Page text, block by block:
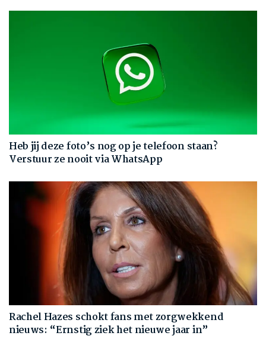
Heb jij deze foto’s nog op je telefoon staan?
Verstuur ze nooit via WhatsApp
Rachel Hazes schokt fans met zorgwekkend
nieuws: “Ernstig ziek het nieuwe jaar in”